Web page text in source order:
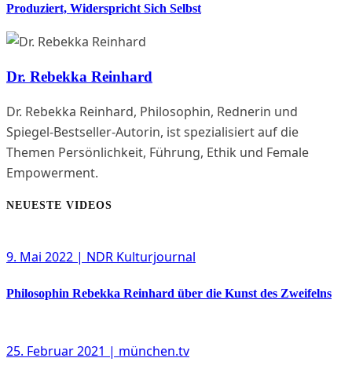
Produziert, Widerspricht Sich Selbst
Dr. Rebekka Reinhard
Dr. Rebekka Reinhard, Philosophin, Rednerin und
Spiegel-Bestseller-Autorin, ist spezialisiert auf die
Themen Persönlichkeit, Führung, Ethik und Female
Empowerment.
NEUESTE VIDEOS
9. Mai 2022 | NDR Kulturjournal
Philosophin Rebekka Reinhard über die Kunst des Zweifelns
25. Februar 2021 | münchen.tv